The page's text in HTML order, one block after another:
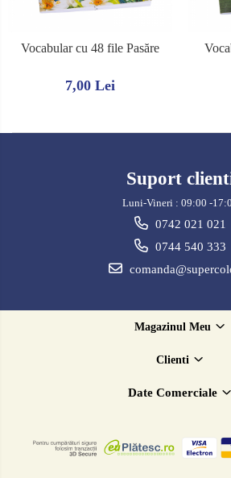
Rezerve A4
Vocabular cu 48 file Pasăre
7,00 Lei
Suport
Luni-Vineri : 09:00 -
0742 021 021
0744 540 333
Magazinul Meu
Clienti
Date Comerciale